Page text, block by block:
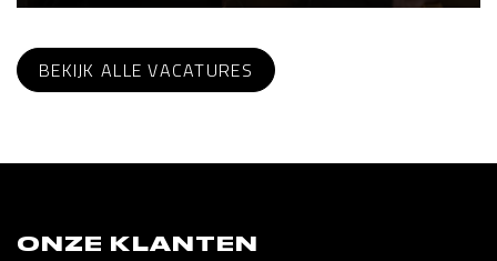
BEKIJK ALLE VACATURES
ONZE KLANTEN